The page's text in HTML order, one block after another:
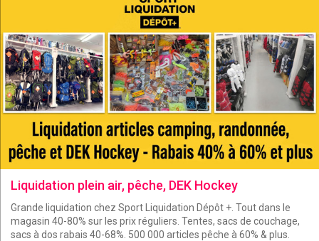
Liquidation plein air, pêche, DEK Hockey
Grande liquidation chez Sport Liquidation Dépôt +. Tout dans le
magasin 40-80% sur les prix réguliers. Tentes, sacs de couchage,
sacs à dos rabais 40-68%. 500 000 articles pêche à 60% & plus.